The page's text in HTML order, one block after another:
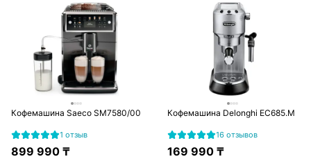
Кофемашина Saeco SM7580/00
1 отзыв
899 990₸
Кофемашина Delonghi EC685.M
16 отзывов
169 990 ₸